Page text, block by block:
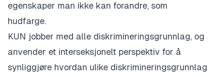
egenskaper man ikke kan forandre, som
hudfarge.
KUN jobber med alle diskrimineringsgrunnlag, og
anvender et interseksjonelt perspektiv for å
synliggjøre hvordan ulike diskrimineringsgrunnlag